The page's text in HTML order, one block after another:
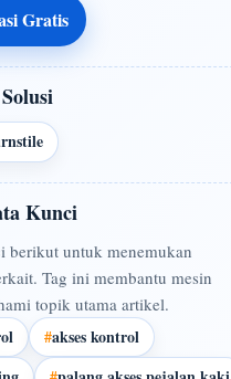
Gratis
Kunci
berikut untuk menemukan
Tag ini membantu mesin
topik utama artikel.
#akses kontrol